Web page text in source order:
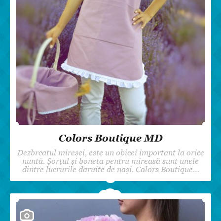
Colors Boutique MD
Dezbrcatul miresei, este un obicei important la orice
nuntă. Șorțul și boneta pentru mireasă sunt unele
dintre lucrurile daruite de nași. Colors Boutique…